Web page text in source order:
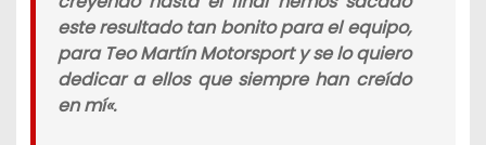
este resultado tan bonito para el equipo,
para Teo Martín Motorsport y se lo quiero
dedicar a ellos que siempre han creído
en mí«.